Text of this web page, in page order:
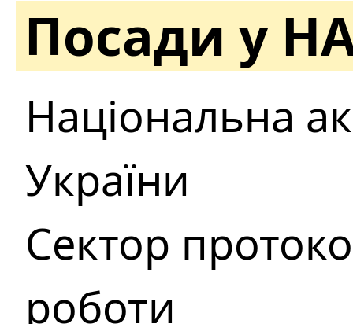
Посади у
Національна
України
Сектор
роботи